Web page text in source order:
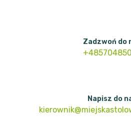
Zadzwoń do
Napisz do